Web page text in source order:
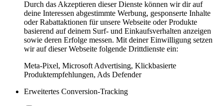
Durch das Akzeptieren dieser Dienste können wir dir auf
deine Interessen abgestimmte Werbung, gesponserte Inhalte
oder Rabattaktionen für unsere Webseite oder Produkte
basierend auf deinem Surf- und Einkaufsverhalten anzeigen
sowie deren Erfolge messen. Mit deiner Einwilligung setzen
wir auf dieser Webseite folgende Drittdienste ein:
Meta-Pixel, Microsoft Advertising, Klickbasierte
Produktempfehlungen, Ads Defender
Erweitertes Conversion-Tracking